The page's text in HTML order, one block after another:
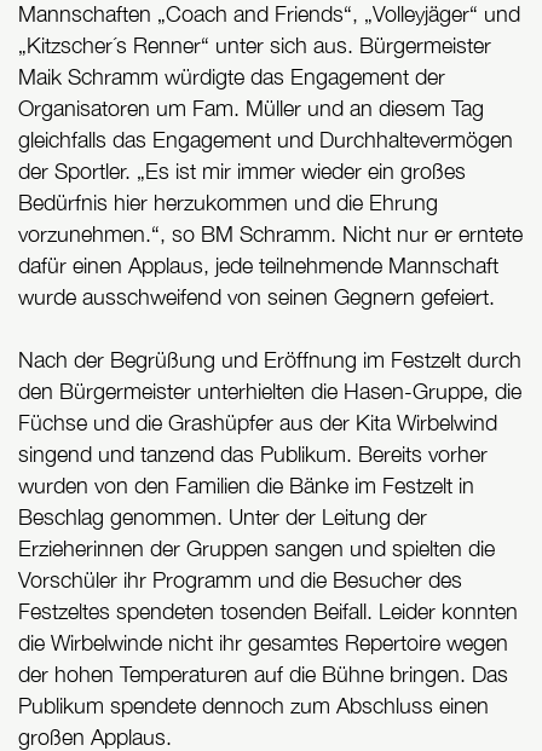
Mannschaften „Coach and Friends“, „Volleyjäger“ und
„Kitzscher´s Renner“ unter sich aus. Bürgermeister
Maik Schramm würdigte das Engagement der
Organisatoren um Fam. Müller und an diesem Tag
gleichfalls das Engagement und Durchhaltevermögen
der Sportler. „Es ist mir immer wieder ein großes
Bedürfnis hier herzukommen und die Ehrung
vorzunehmen.“, so BM Schramm. Nicht nur er erntete
dafür einen Applaus, jede teilnehmende Mannschaft
wurde ausschweifend von seinen Gegnern gefeiert.
Nach der Begrüßung und Eröffnung im Festzelt durch
den Bürgermeister unterhielten die Hasen-Gruppe, die
Füchse und die Grashüpfer aus der Kita Wirbelwind
singend und tanzend das Publikum. Bereits vorher
wurden von den Familien die Bänke im Festzelt in
Beschlag genommen. Unter der Leitung der
Erzieherinnen der Gruppen sangen und spielten die
Vorschüler ihr Programm und die Besucher des
Festzeltes spendeten tosenden Beifall. Leider konnten
die Wirbelwinde nicht ihr gesamtes Repertoire wegen
der hohen Temperaturen auf die Bühne bringen. Das
Publikum spendete dennoch zum Abschluss einen
großen Applaus.